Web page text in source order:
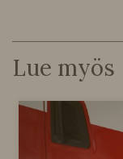
Lue myös